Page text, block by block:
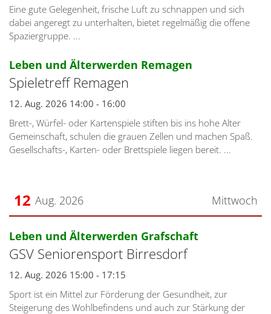
Eine gute Gelegenheit, frische Luft zu schnappen und sich
dabei angeregt zu unterhalten, bietet regelmäßig die offene
Spaziergruppe. ...
Leben und Älterwerden Remagen
Spieletreff Remagen
12. Aug. 2026 14:00 - 16:00
Brett-, Würfel- oder Kartenspiele stiften bis ins hohe Alter
Gemeinschaft, schulen die grauen Zellen und machen Spaß.
Gesellschafts-, Karten- oder Brettspiele liegen bereit. ...
Mittwoch
12 Aug. 2026
Datum: 12. August 2026
Leben und Älterwerden Grafschaft:
GSV Seniorensport Birresdorf
12. Aug. 2026 15:00 - 17:15
Sport ist ein Mittel zur Förderung der Gesundheit, zur
Steigerung des Wohlbefindens und auch zur Stärkung der